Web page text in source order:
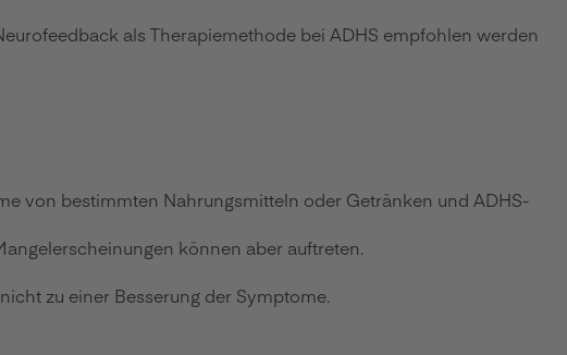
als Therapiemethode bei ADHS empfohlen werden
von bestimmten Nahrungsmitteln oder Getränken und ADHS-
können aber auftreten.
zu einer Besserung der Symptome.